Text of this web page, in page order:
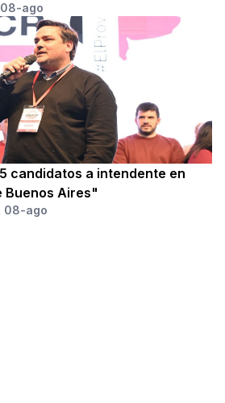
08-ago
candidatos a intendente en
Buenos Aires"
08-ago